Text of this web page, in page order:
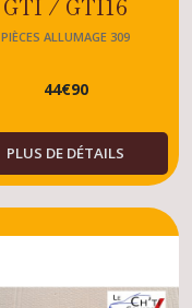
PIÈCES ALLUMAGE 309
44€90
PLUS DE DÉTAILS